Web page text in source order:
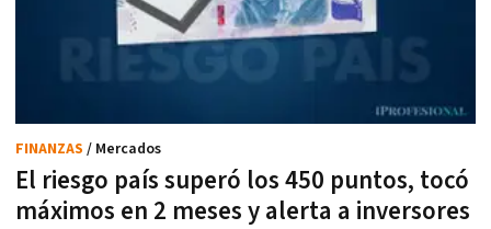
El riesgo país superó los 450 puntos, tocó
máximos en 2 meses y alerta a inversores
FINANZAS / Mercados